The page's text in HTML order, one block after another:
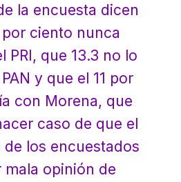
la encuesta dicen
ciento nunca
PRI, que 13.3 no lo
y que el 11 por
con Morena, que
caso de que el
de los encuestados
mala opinión de